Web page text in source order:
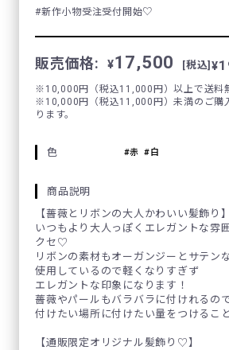
新作小物受注受付開始♡
販売価格: ¥17,500 [税込] ¥
※10,000円（税込11,000円）以上で送料
※10,000円（税込11,000円）未満のご購
ります。
色 赤 白
商品説明
【薔薇とリボンの大人かわいい髪飾り】
いつもより大人っぽくエレガントな雰
クセ♡
リボンの素材もオーガンジーとサテン
使用しているので軽くなりすぎず
エレガントな印象になります！
薔薇やパールもバラバラに付けれるの
付けたい場所に付けたい量をつけるこ
【通販限定オリジナル髪飾り♡】